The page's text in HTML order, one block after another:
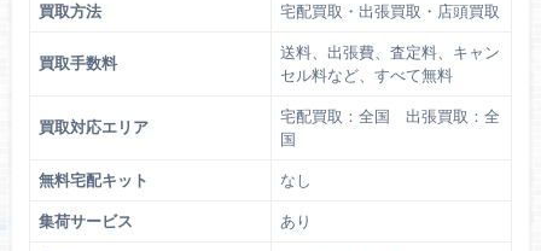
買取方法 宅配買取・出張買取・店頭買取
買取手数料
送料、出張費、査定料、キャン
セル料など、すべて無料
買取対応エリア
宅配買取：全国 出張買取：全
国
無料宅配キット なし
集荷サービス あり